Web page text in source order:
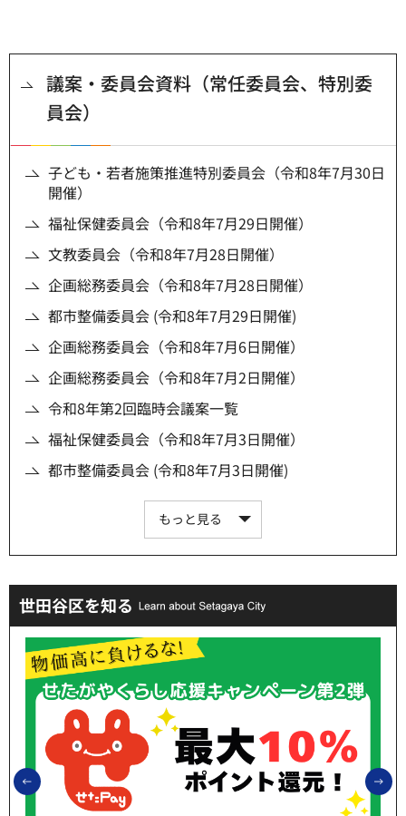
議案・委員会資料（常任委員会、特別委
員会）
子ども・若者施策推進特別委員会（令和8年7月30日
開催）
福祉保健委員会（令和8年7月29日開催）
文教委員会（令和8年7月28日開催）
企画総務委員会（令和8年7月28日開催）
都市整備委員会 (令和8年7月29日開催)
企画総務委員会（令和8年7月6日開催）
企画総務委員会（令和8年7月2日開催）
令和8年第2回臨時会議案一覧
福祉保健委員会（令和8年7月3日開催）
都市整備委員会 (令和8年7月3日開催)
もっと見る
世田谷区を知る
前のスライドを表示